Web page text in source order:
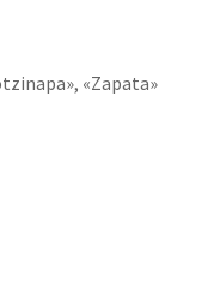
«Zapata»